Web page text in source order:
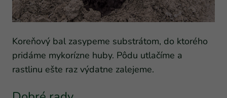
Koreňový bal zasypeme substrátom, do ktorého
pridáme mykorízne huby. Pôdu utlačíme a
rastlinu ešte raz výdatne zalejeme.